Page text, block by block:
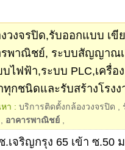
วงจรปิด,รับออกแบบ เขี
รพาณิชย์, ระบบสัญญาณ
ไฟฟ้า,ระบบ PLC,เครื่อ
ทุกชนิดและรับสร้างโรง
า : บริการติดตั้งกล้องวงจรปิด
อาคารพาณิชย์
จริญกรุง 65 เข้า ซ.50